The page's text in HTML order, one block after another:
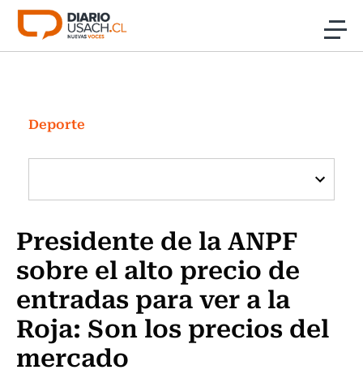
Click acá para ir directamente al contenido
Investigación
Cultura
Programas Radio y TV Usach
Deporte
Presidente de la ANPF
sobre el alto precio de
entradas para ver a la
Roja: Son los precios del
mercado